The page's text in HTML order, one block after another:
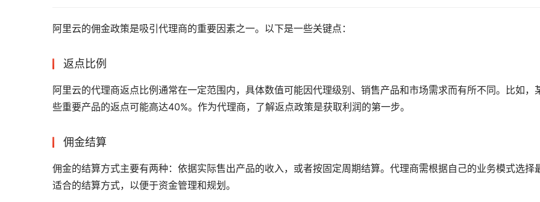
阿里云的佣金政策是吸引代理商的重要因素之一。以下是一些关键点：
返点比例
阿里云的代理商返点比例通常在一定范围内，具体数值可能因代理级别、销售产品和市场需求而有所不同。比如，
些重要产品的返点可能高达40%。作为代理商，了解返点政策是获取利润的第一步。
佣金结算
佣金的结算方式主要有两种：依据实际售出产品的收入，或者按固定周期结算。代理商需根据自己的业务模式选择
适合的结算方式，以便于资金管理和规划。